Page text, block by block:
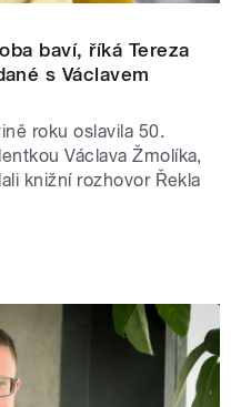
baví, říká Tereza
s Václavem
roku oslavila 50.
Václava Žmolíka,
knižní rozhovor Řekla